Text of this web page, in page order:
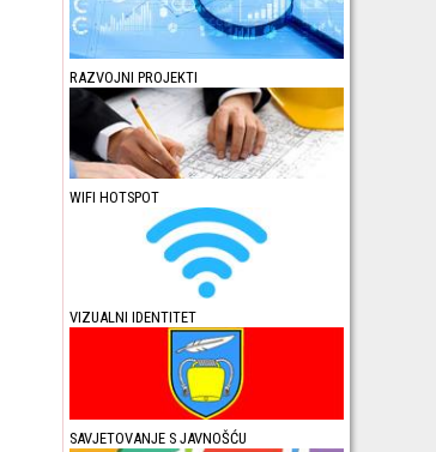
RAZVOJNI PROJEKTI
WIFI HOTSPOT
VIZUALNI IDENTITET
SAVJETOVANJE S JAVNOŠĆU